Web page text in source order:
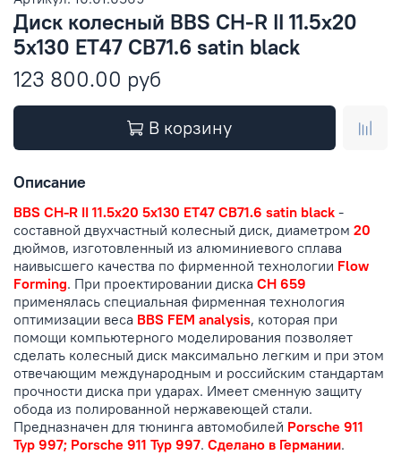
Диск колесный BBS CH-R II 11.5x20
5x130 ET47 CB71.6 satin black
123 800.00 руб
В корзину
Описание
BBS CH-R II 11.5x20 5x130 ET47 CB71.6 satin black -
составной двухчастный колесный диск, диаметром 20
дюймов, изготовленный из алюминиевого сплава
наивысшего качества по фирменной технологии Flow
Forming. При проектировании диска СН 659
применялась специальная фирменная технология
оптимизации веса BBS FEM analysis, которая при
помощи компьютерного моделирования позволяет
сделать колесный диск максимально легким и при этом
отвечающим международным и российским стандартам
прочности диска при ударах. Имеет сменную защиту
обода из полированной нержавеющей стали.
Предназначен для тюнинга автомобилей Porsche 911
Typ 997; Porsche 911 Typ 997. Сделано в Германии.